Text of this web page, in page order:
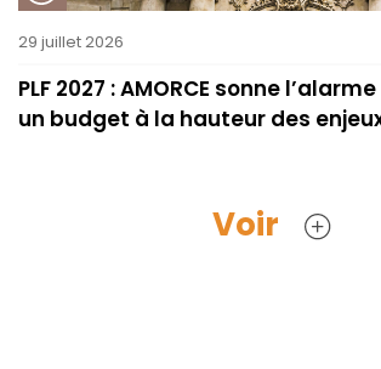
29 juillet 2026
PLF 2027 : AMORCE sonne
un budget à la hauteur des
Voir